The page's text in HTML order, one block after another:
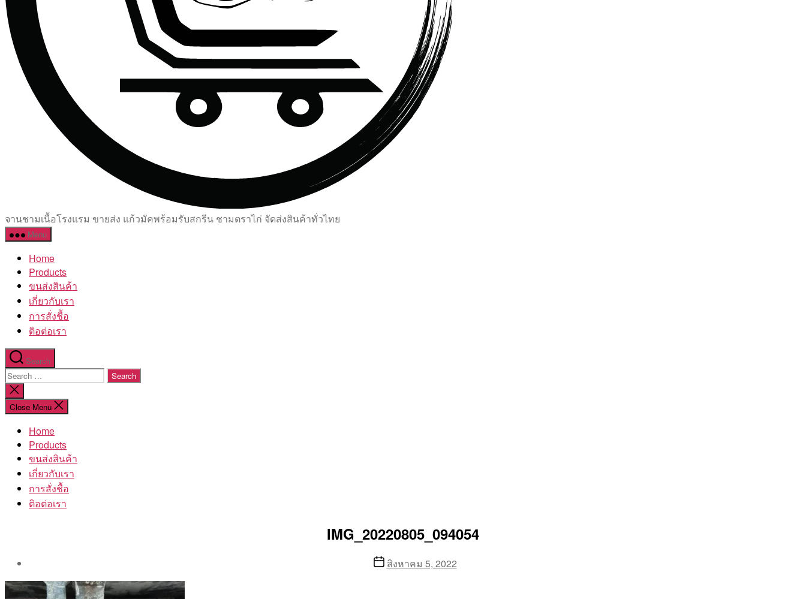
จานชามเนื้อโรงแรม ขายส่ง แก้วมัคพร้อมรับสกรีน ชามตราไก่ จัดส่งสินค้าทั่วไทย
Menu
Home
Products
ขนส่งสินค้า
เกี่ยวกับเรา
การสั่งชื้อ
ติอต่อเรา
Search
Search
for:
Close
search
Close Menu
Home
Products
ขนส่งสินค้า
เกี่ยวกับเรา
การสั่งชื้อ
ติอต่อเรา
IMG_20220805_094054
By
Aea
Postสิงหาคม 5, 2022